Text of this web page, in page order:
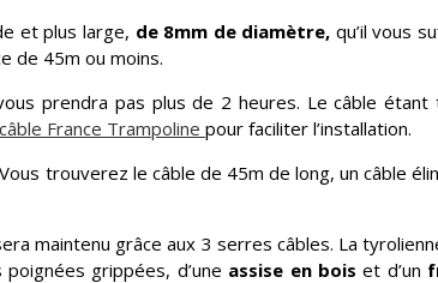
et plus large, de 8mm de diamètre, qu’il vous
de 45m ou moins.
prendra pas plus de 2 heures. Le câble étant
France Trampoline pour faciliter l’installation.
trouverez le câble de 45m de long, un câble
maintenu grâce aux 3 serres câbles. La
poignées grippées, d’une assise en bois et d’un